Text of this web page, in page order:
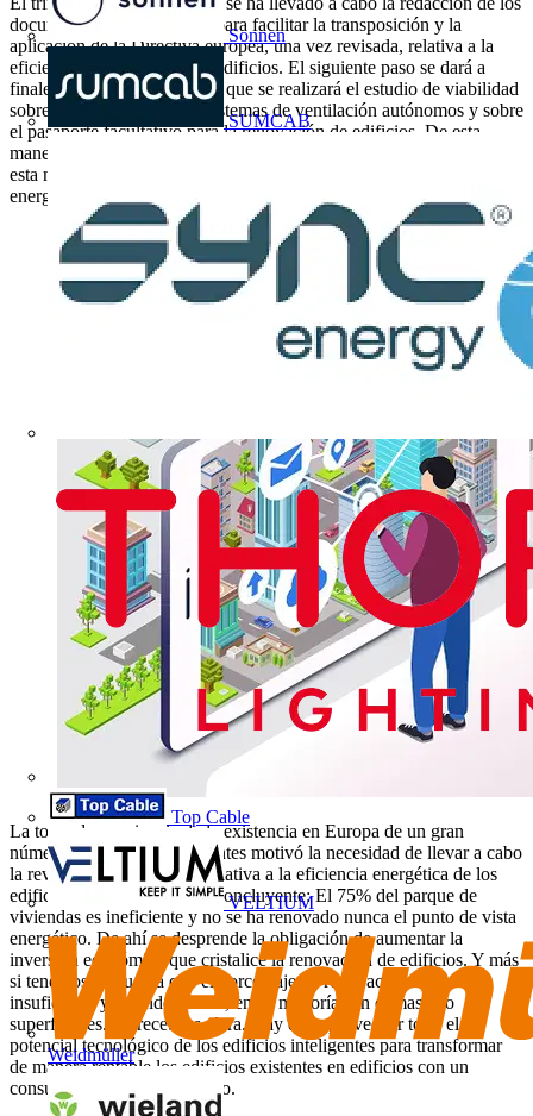
Sonnen
SUMCAB
Top Cable
VELTIUM
Weidmüller
documentos de orientación para facilitar la transposición y la
aplicación de la Directiva europea, una vez revisada, relativa a la
eficiencia energética de los edificios. El siguiente paso se dará a
finales de 2019, momento el que se realizará el estudio de viabilidad
sobre la inspección de los sistemas de ventilación autónomos y sobre
el pasaporte facultativo para la renovación de edificios. De esta
manera se completa una etapa más en la implementación efectiva de
esta norma importante en cuanto a la sostenibilidad y la eficiencia
energética se refiere.
La toma de conciencia de la existencia en Europa de un gran
número de edificios ineficientes motivó la necesidad de llevar a cabo
la revisión de la Directiva relativa a la eficiencia energética de los
edificios. Los números son concluyente: El 75% del parque de
viviendas es ineficiente y no se ha renovado nunca el punto de vista
energético. De ahí se desprende la obligación de aumentar la
inversión económica que cristalice la renovación de edificios. Y más
si tenemos en cuenta que el porcentaje de renovaciones es
insuficiente y, cuando se dan, en su mayoría son demasiado
superficiales. La receta es clara. Hay que aprovechar todo el
potencial tecnológico de los edificios inteligentes para transformar
de manera rentable los edificios existentes en edificios con un
consumo energético casi nulo.